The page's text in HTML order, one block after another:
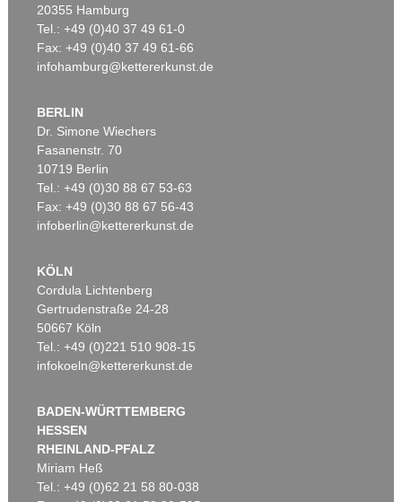
20355 Hamburg
Tel.: +49 (0)40 37 49 61-0
Fax: +49 (0)40 37 49 61-66
infohamburg@kettererkunst.de
BERLIN
Dr. Simone Wiechers
Fasanenstr. 70
10719 Berlin
Tel.: +49 (0)30 88 67 53-63
Fax: +49 (0)30 88 67 56-43
infoberlin@kettererkunst.de
KÖLN
Cordula Lichtenberg
Gertrudenstraße 24-28
50667 Köln
Tel.: +49 (0)221 510 908-15
infokoeln@kettererkunst.de
BADEN-WÜRTTEMBERG
HESSEN
RHEINLAND-PFALZ
Miriam Heß
Tel.: +49 (0)62 21 58 80-038